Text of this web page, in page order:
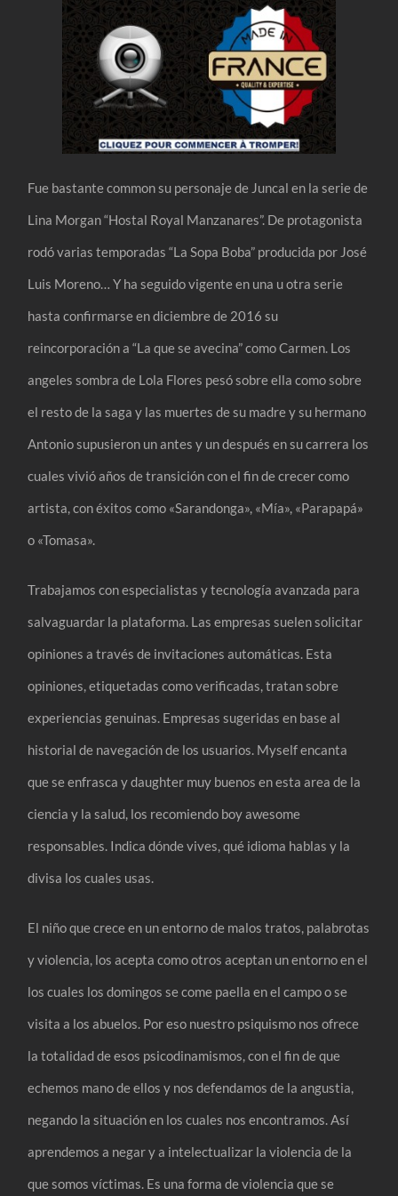
Fue bastante common su personaje de Juncal en la serie de
Lina Morgan “Hostal Royal Manzanares”. De protagonista
rodó varias temporadas “La Sopa Boba” producida por José
Luis Moreno… Y ha seguido vigente en una u otra serie
hasta confirmarse en diciembre de 2016 su
reincorporación a “La que se avecina” como Carmen. Los
angeles sombra de Lola Flores pesó sobre ella como sobre
el resto de la saga y las muertes de su madre y su hermano
Antonio supusieron un antes y un después en su carrera los
cuales vivió años de transición con el fin de crecer como
artista, con éxitos como «Sarandonga», «Mía», «Parapapá»
o «Tomasa».
Trabajamos con especialistas y tecnología avanzada para
salvaguardar la plataforma. Las empresas suelen solicitar
opiniones a través de invitaciones automáticas. Esta
opiniones, etiquetadas como verificadas, tratan sobre
experiencias genuinas. Empresas sugeridas en base al
historial de navegación de los usuarios. Myself encanta
que se enfrasca y daughter muy buenos en esta area de la
ciencia y la salud, los recomiendo boy awesome
responsables. Indica dónde vives, qué idioma hablas y la
divisa los cuales usas.
El niño que crece en un entorno de malos tratos, palabrotas
y violencia, los acepta como otros aceptan un entorno en el
los cuales los domingos se come paella en el campo o se
visita a los abuelos. Por eso nuestro psiquismo nos ofrece
la totalidad de esos psicodinamismos, con el fin de que
echemos mano de ellos y nos defendamos de la angustia,
negando la situación en los cuales nos encontramos. Así
aprendemos a negar y a intelectualizar la violencia de la
que somos víctimas. Es una forma de violencia que se